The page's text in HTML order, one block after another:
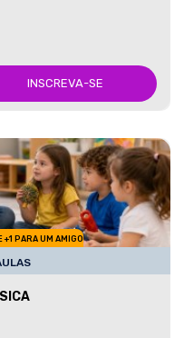
INSCREVA-SE
+1 PARA UM AMIGO